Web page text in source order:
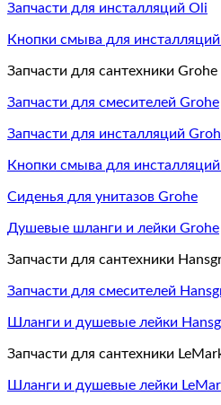
Запчасти для инсталляций Oli
Кнопки смыва для
Запчасти для сантехники Grohe
Запчасти для смесителей Grohe
Запчасти для инсталляций
Кнопки смыва для
Сиденья для унитазов Grohe
Душевые шланги и лейки Grohe
Запчасти для сантехники
Запчасти для смесителей
Шланги и душевые лейки
Запчасти для сантехники
Шланги и душевые лейки